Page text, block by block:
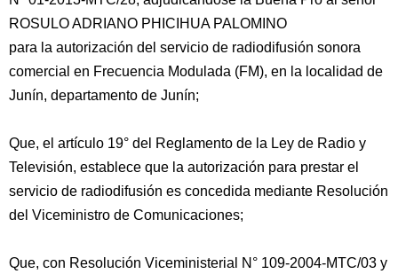
ROSULO ADRIANO PHICIHUA PALOMINO
para la autorización del servicio de radiodifusión sonora
comercial en Frecuencia Modulada (FM), en la localidad de
Junín, departamento de Junín;
Que, el artículo 19° del Reglamento de la Ley de Radio y
Televisión, establece que la autorización para prestar el
servicio de radiodifusión es concedida mediante Resolución
del Viceministro de Comunicaciones;
Que, con Resolución Viceministerial N° 109-2004-MTC/03 y